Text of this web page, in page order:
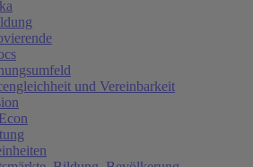
und Vereinbarkeit